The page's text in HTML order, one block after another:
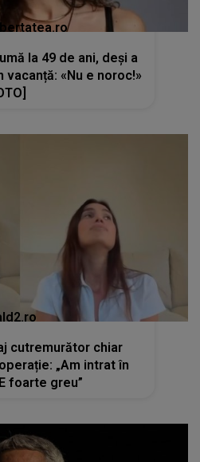
la 49 de ani, deși a
«Nu e noroc!»
cutremurător chiar
„Am intrat în
foarte greu”